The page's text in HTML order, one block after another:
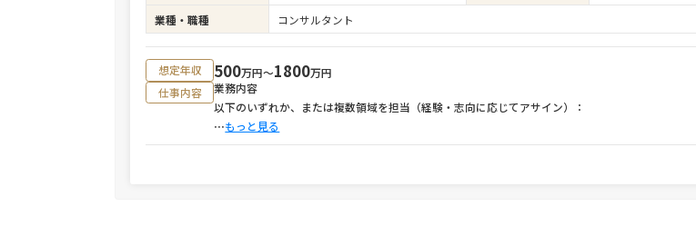
業種・職種
コンサルタント
想定年収 500万円〜1800万円
仕事内容
業務内容
以下のいずれか、または複数領域を担当（経験・志向に応じてアサイン）：
⋯もっと見る